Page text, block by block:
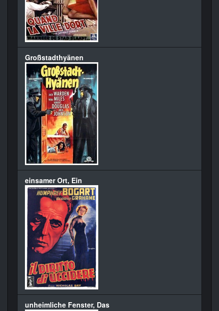
Großstadthyänen
einsamer Ort, Ein
unheimliche Fenster, Das